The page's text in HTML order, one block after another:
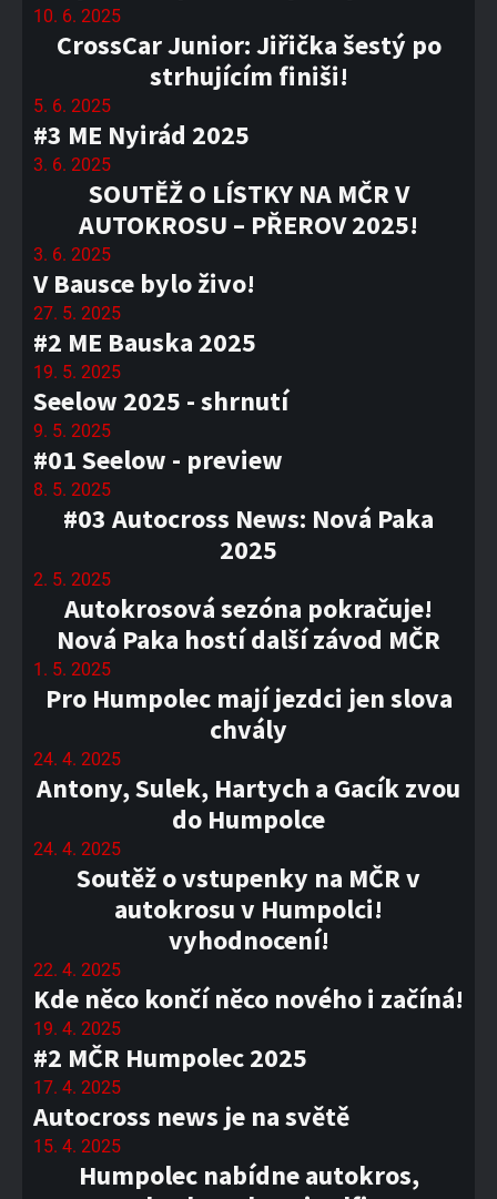
10. 6. 2025
CrossCar Junior: Jiřička šestý po
strhujícím finiši!
5. 6. 2025
#3 ME Nyirád 2025
3. 6. 2025
SOUTĚŽ O LÍSTKY NA MČR V
AUTOKROSU – PŘEROV 2025!
3. 6. 2025
V Bausce bylo živo!
27. 5. 2025
#2 ME Bauska 2025
19. 5. 2025
Seelow 2025 - shrnutí
9. 5. 2025
#01 Seelow - preview
8. 5. 2025
#03 Autocross News: Nová Paka
2025
2. 5. 2025
Autokrosová sezóna pokračuje!
Nová Paka hostí další závod MČR
1. 5. 2025
Pro Humpolec mají jezdci jen slova
chvály
24. 4. 2025
Antony, Sulek, Hartych a Gacík zvou
do Humpolce
24. 4. 2025
Soutěž o vstupenky na MČR v
autokrosu v Humpolci!
vyhodnocení!
22. 4. 2025
Kde něco končí něco nového i začíná!
19. 4. 2025
#2 MČR Humpolec 2025
17. 4. 2025
Autocross news je na světě
15. 4. 2025
Humpolec nabídne autokros,